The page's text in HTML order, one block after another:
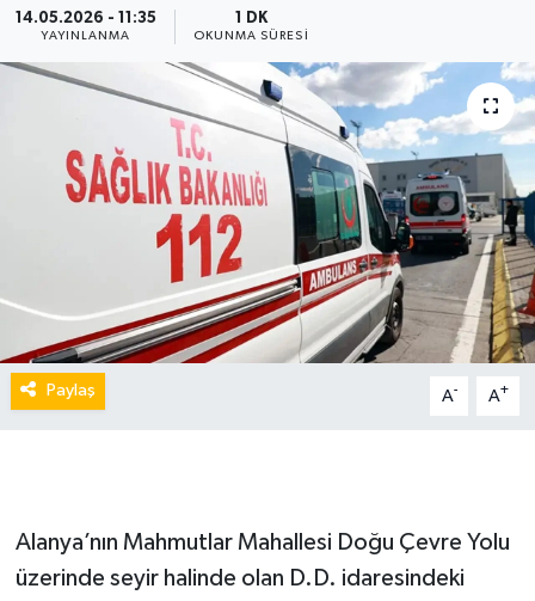
14.05.2026 - 11:35
YAYINLANMA
1 DK
OKUNMA SÜRESI
Paylaş A- A+
Alanya’nın Mahmutlar Mahallesi Doğu Çevre Yolu
üzerinde seyir halinde olan D.D. idaresindeki